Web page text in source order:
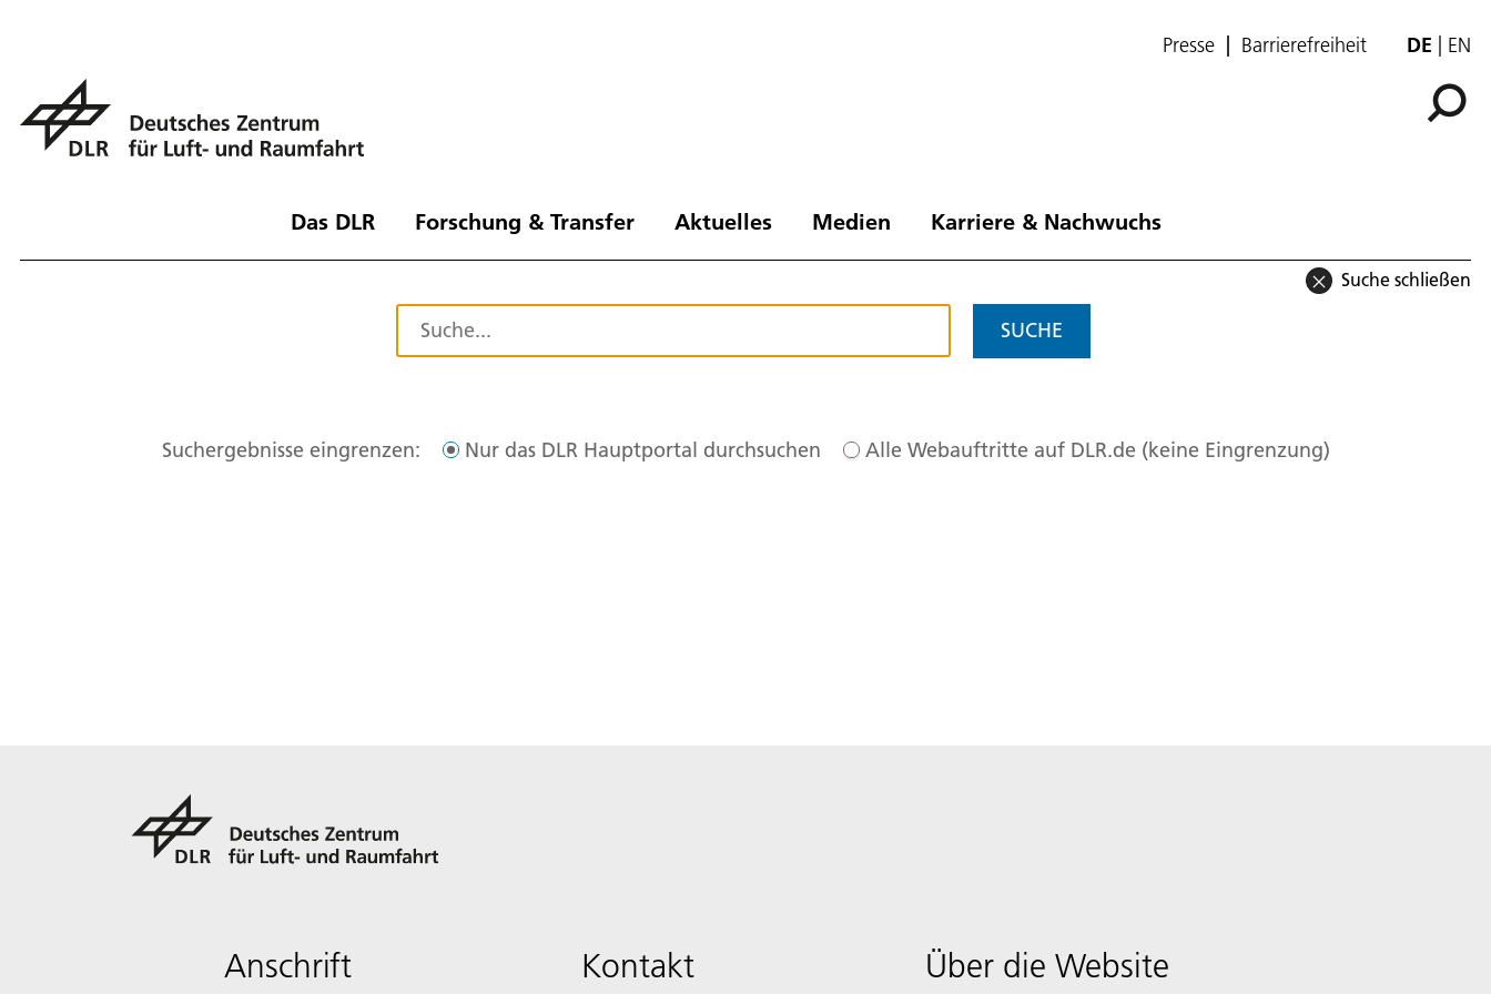
Presse Barrierefreiheit DE EN
Das DLR Forschung & Transfer Aktuelles Medien Karriere & Nachwuchs
Suche schließen
SUCHE
Suchergebnisse eingrenzen: Nur das DLR Hauptportal durchsuchen Alle Webauftritte auf DLR.de (keine Eingrenzung)
Anschrift Kontakt Über die Website